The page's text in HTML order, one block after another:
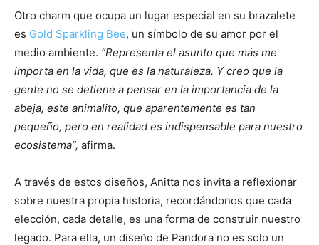
Otro charm que ocupa un lugar especial en su brazalete
es Gold Sparkling Bee, un símbolo de su amor por el
medio ambiente. “Representa el asunto que más me
importa en la vida, que es la naturaleza. Y creo que la
gente no se detiene a pensar en la importancia de la
abeja, este animalito, que aparentemente es tan
pequeño, pero en realidad es indispensable para nuestro
ecosistema”, afirma.
A través de estos diseños, Anitta nos invita a reflexionar
sobre nuestra propia historia, recordándonos que cada
elección, cada detalle, es una forma de construir nuestro
legado. Para ella, un diseño de Pandora no es solo un